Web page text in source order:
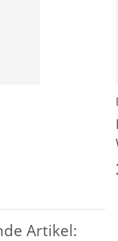
Artikel: